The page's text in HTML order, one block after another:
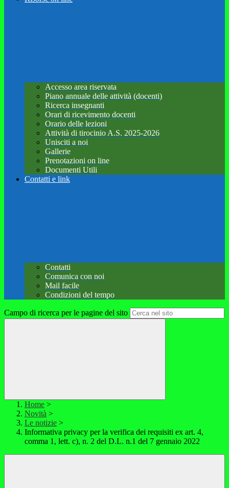
Accesso area riservata
Piano annuale delle attività (docenti)
Ricerca insegnanti
Orari di ricevimento docenti
Orario delle lezioni
Attività di tirocinio A.S. 2025-2026
Unisciti a noi
Gallerie
Prenotazioni on line
Documenti Utili
Contatti e link
Contatti
Comunica con noi
Mail facile
Condizioni del tempo
Campo di ricerca per le pagine del sito
Home >
Novità >
Le notizie >
Informativa privacy per la verifica dei requisiti ex art. 4,
comma 1, lett. c), n. 2 del D.L. n.1 del 7 gennaio 2022